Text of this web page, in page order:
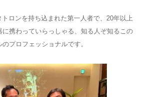
ロンを持ち込まれた第一人者で、20年以上
に携わっていらっしゃる、知る人ぞ知るこの
のプロフェッショナルです。